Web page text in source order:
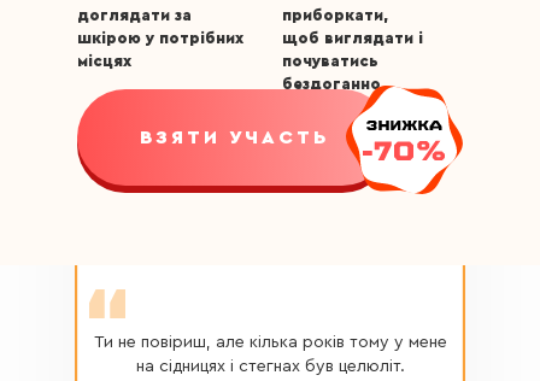
доглядати за
шкірою у потрібних
місцях
приборкати,
щоб виглядати і
почуватись
бездоганно
ВЗЯТИ УЧАСТЬ
Ти не повіриш, але кілька років тому у мене
на сідницях і стегнах був целюліт.